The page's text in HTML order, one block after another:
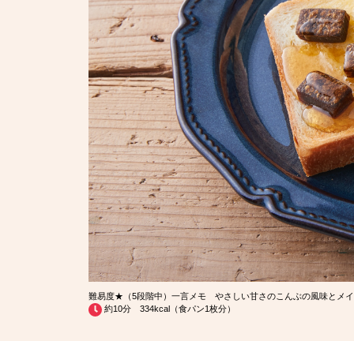
難易度★（5段階中）一言メモ やさしい甘さのこんぶの風味とメ
約10分 334kcal（食パン1枚分）